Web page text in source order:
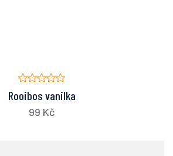
Rooibos vanilka
99 Kč